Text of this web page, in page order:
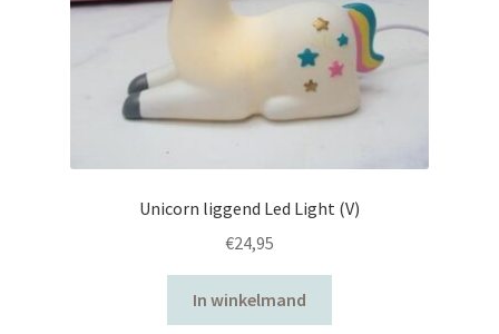
Unicorn liggend Led Light (V)
€24,95
In winkelmand